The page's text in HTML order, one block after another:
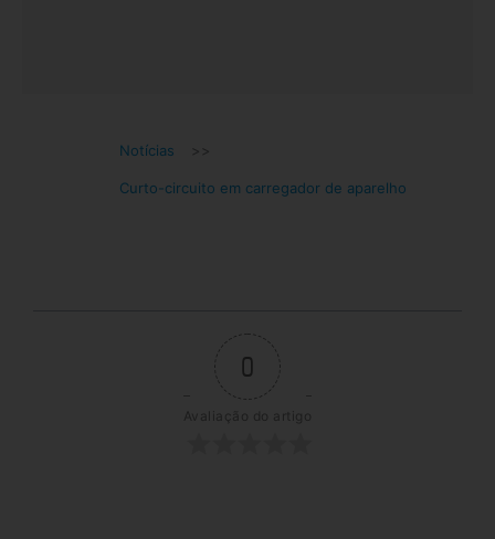
Notícias >>
Curto-circuito em carregador de aparelho
0
Avaliação do artigo